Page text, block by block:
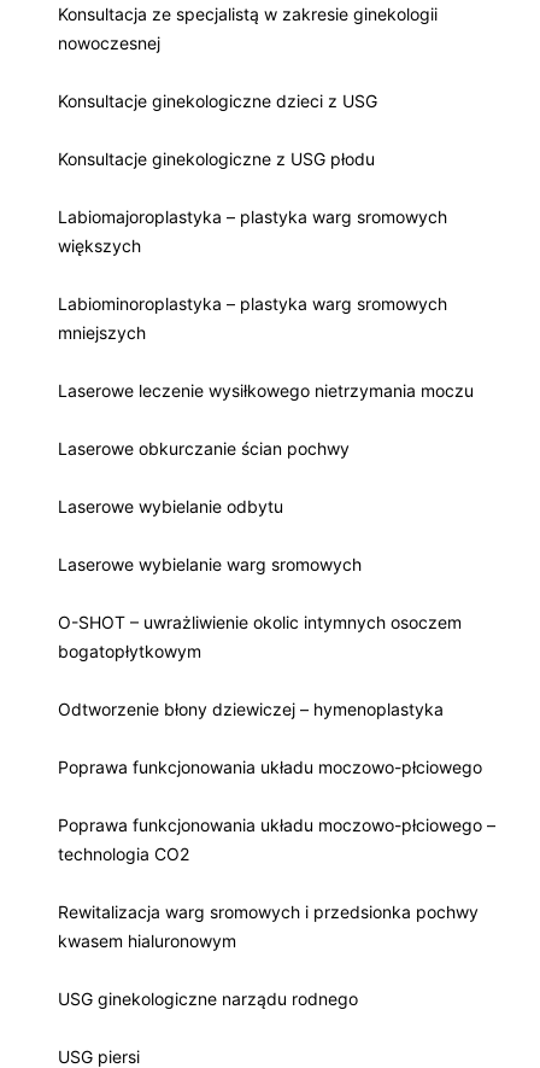
Konsultacja ze specjalistą w zakresie ginekologii
nowoczesnej
Konsultacje ginekologiczne dzieci z USG
Konsultacje ginekologiczne z USG płodu
Labiomajoroplastyka – plastyka warg sromowych
większych
Labiominoroplastyka – plastyka warg sromowych
mniejszych
Laserowe leczenie wysiłkowego nietrzymania moczu
Laserowe obkurczanie ścian pochwy
Laserowe wybielanie odbytu
Laserowe wybielanie warg sromowych
O-SHOT – uwrażliwienie okolic intymnych osoczem
bogatopłytkowym
Odtworzenie błony dziewiczej – hymenoplastyka
Poprawa funkcjonowania układu moczowo-płciowego
Poprawa funkcjonowania układu moczowo-płciowego –
technologia CO2
Rewitalizacja warg sromowych i przedsionka pochwy
kwasem hialuronowym
USG ginekologiczne narządu rodnego
USG piersi